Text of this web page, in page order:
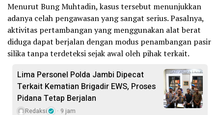
Menurut Bung Muhtadin, kasus tersebut menunjukkan
adanya celah pengawasan yang sangat serius. Pasalnya,
aktivitas pertambangan yang menggunakan alat berat
diduga dapat berjalan dengan modus penambangan pasir
silika tanpa terdeteksi sejak awal oleh pihak terkait.
Lima Personel Polda Jambi Dipecat
Terkait Kematian Brigadir EWS, Proses
Pidana Tetap Berjalan
Redaksi 9 jam